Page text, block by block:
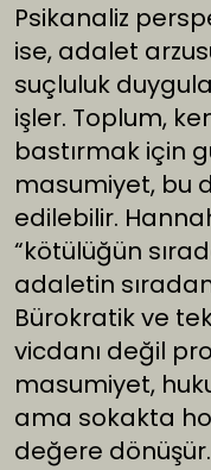
Psikanaliz
ise, adalet
suçluluk
işler. Toplum,
bastırmak için
masumiyet, bu
edilebilir.
“kötülüğün
adaletin
Bürokratik ve
vicdanı değil
masumiyet,
ama sokakta
değere dönüşür.